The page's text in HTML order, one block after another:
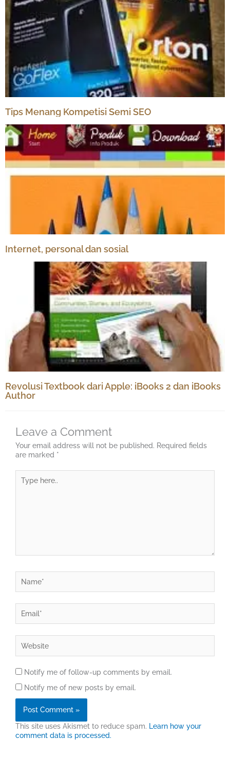
Tips Menang Kompetisi Semi SEO
Internet, personal dan sosial
Revolusi Textbook dari Apple: iBooks 2 dan iBooks
Author
Leave a Comment
Your email address will not be published. Required fields
are marked *
here..
Notify me of follow-up comments by email.
Notify me of new posts by email.
This site uses Akismet to reduce spam. Learn how your
comment data is processed.